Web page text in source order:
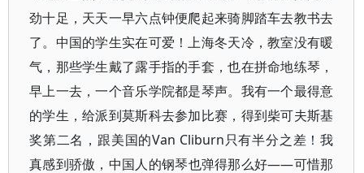
劲十足，天天一早六点钟便爬起来骑脚踏车去教书去
了。中国的学生实在可爱！上海冬天冷，教室没有暖
气，那些学生戴了露手指的手套，也在拼命地练琴，
早上一去，一个音乐学院都是琴声。我有一个最得意
的学生，给派到莫斯科去参加比赛，得到柴可夫斯基
奖第二名，跟美国的Van Cliburn只有半分之差！我
真感到骄傲，中国人的钢琴也弹得那么好——可惜那